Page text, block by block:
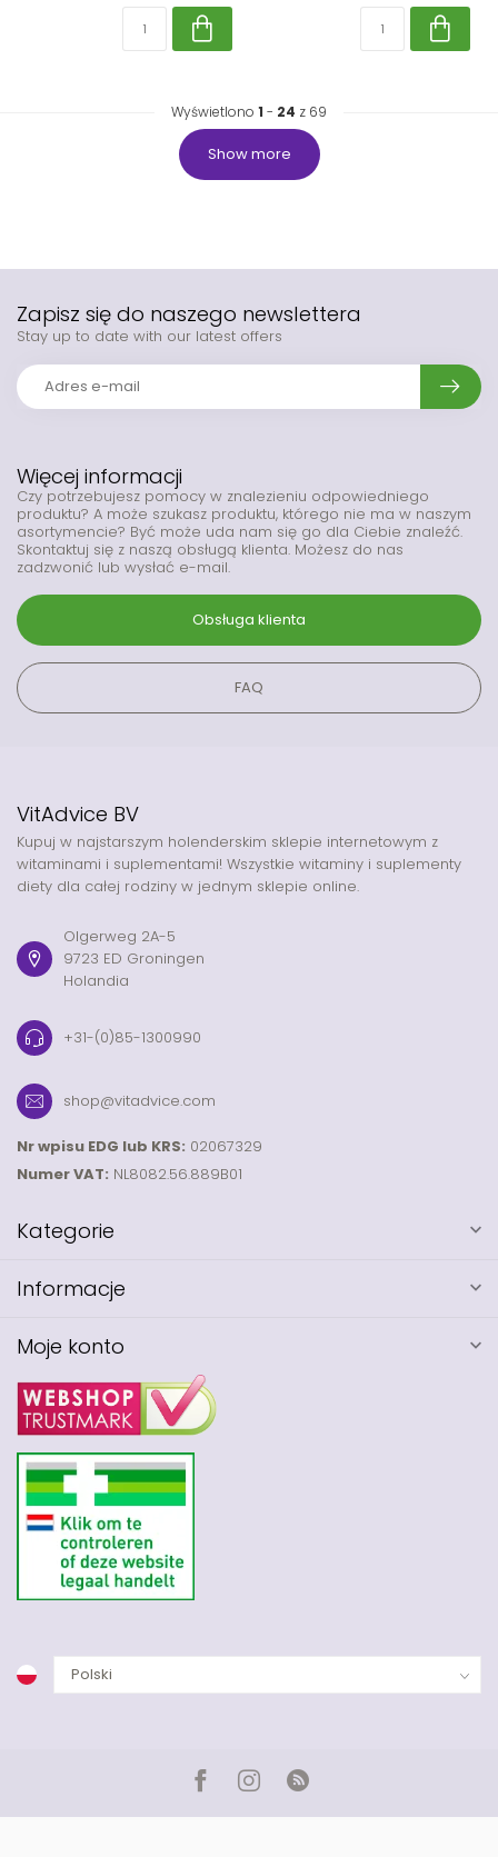
Wyświetlono 1 - 24 z 69
Show more
Więcej informacji
Czy potrzebujesz pomocy w znalezieniu odpowiedniego
produktu? A może szukasz produktu, którego nie ma w naszym
asortymencie? Być może uda nam się go dla Ciebie znaleźć.
Skontaktuj się z naszą obsługą klienta. Możesz do nas
zadzwonić lub wysłać e-mail.
Obsługa klienta
FAQ
Zapisz się do naszego newslettera
Stay up to date with our latest offers
VitAdvice BV
Kupuj w najstarszym holenderskim sklepie internetowym z
witaminami i suplementami! Wszystkie witaminy i suplementy
diety dla całej rodziny w jednym sklepie online.
Olgerweg 2A-5
9723 ED Groningen
Holandia
+31-(0)85-1300990
shop@vitadvice.com
Nr wpisu EDG lub KRS: 02067329
Numer VAT: NL8082.56.889B01
Kategorie
Informacje
Moje konto